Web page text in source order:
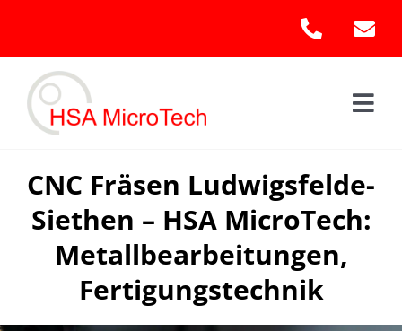
content
CNC Fräsen Ludwigsfelde-
Siethen – HSA MicroTech:
Metallbearbeitungen,
Fertigungstechnik